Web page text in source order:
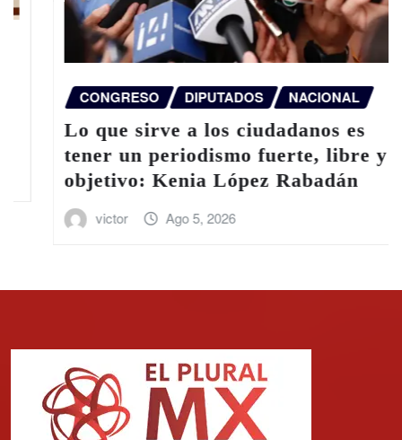
CONGRESO DIPUTADOS NACIONAL
Lo que sirve a los ciudadanos es
tener un periodismo fuerte, libre y
objetivo: Kenia López Rabadán
victor Ago 5, 2026